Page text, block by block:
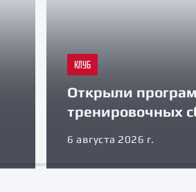
КЛУБ
Открыли
тренировочных
6 августа 2026 г.